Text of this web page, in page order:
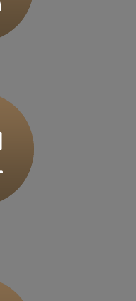
Zapisz mnie
Zapisz mnie